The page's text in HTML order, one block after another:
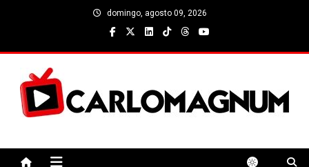
domingo, agosto 09, 2026